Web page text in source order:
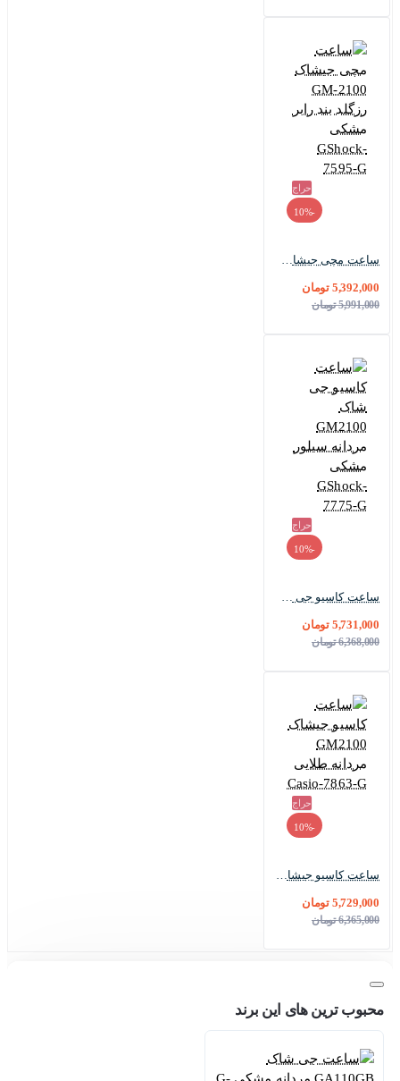
حراج
-10%
ساعت مچی جیشاک GM-2100 رزگلد بند رابر مشکی GShock-7595-G
5,392,000 تومان
5,991,000 تومان
حراج
-10%
ساعت کاسیو جی شاک GM2100 مردانه سیلور مشکی GShock-7775-G
5,731,000 تومان
6,368,000 تومان
حراج
-10%
ساعت کاسیو جیشاک GM2100 مردانه طلایی Casio-7863-G
5,729,000 تومان
6,365,000 تومان
محبوب ترین های این برند